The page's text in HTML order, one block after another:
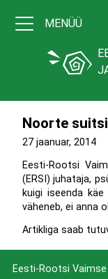
MENÜÜ
Noorte
27 jaanuar, 2014
Eesti-Rootsi
(ERSI) juhataja,
kuigi iseenda
väheneb, ei anna
Artikliga saab
Eesti-Rootsi Vaimse